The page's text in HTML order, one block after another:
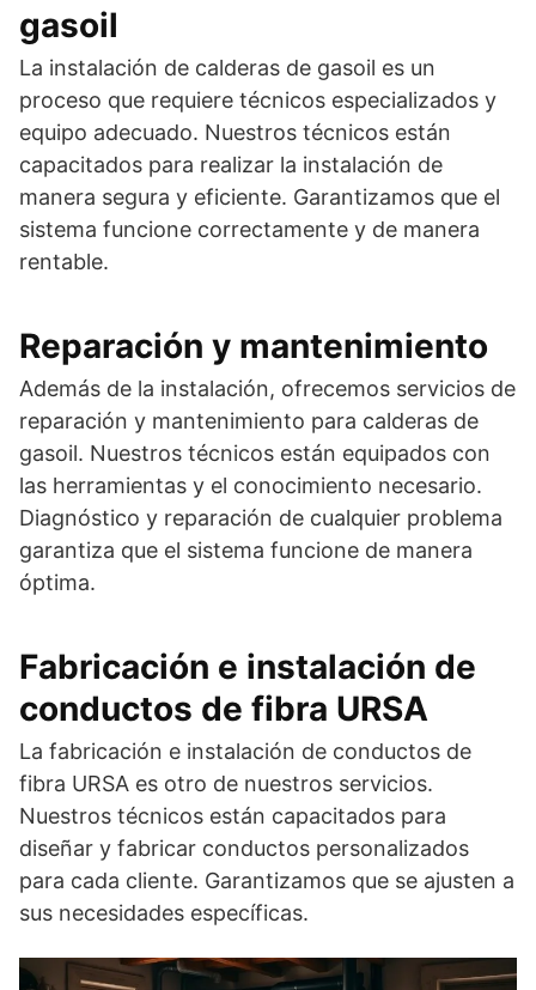
gasoil
La instalación de calderas de gasoil es un
proceso que requiere técnicos especializados y
equipo adecuado. Nuestros técnicos están
capacitados para realizar la instalación de
manera segura y eficiente. Garantizamos que el
sistema funcione correctamente y de manera
rentable.
Reparación y mantenimiento
Además de la instalación, ofrecemos servicios de
reparación y mantenimiento para calderas de
gasoil. Nuestros técnicos están equipados con
las herramientas y el conocimiento necesario.
Diagnóstico y reparación de cualquier problema
garantiza que el sistema funcione de manera
óptima.
Fabricación e instalación de
conductos de fibra URSA
La fabricación e instalación de conductos de
fibra URSA es otro de nuestros servicios.
Nuestros técnicos están capacitados para
diseñar y fabricar conductos personalizados
para cada cliente. Garantizamos que se ajusten a
sus necesidades específicas.